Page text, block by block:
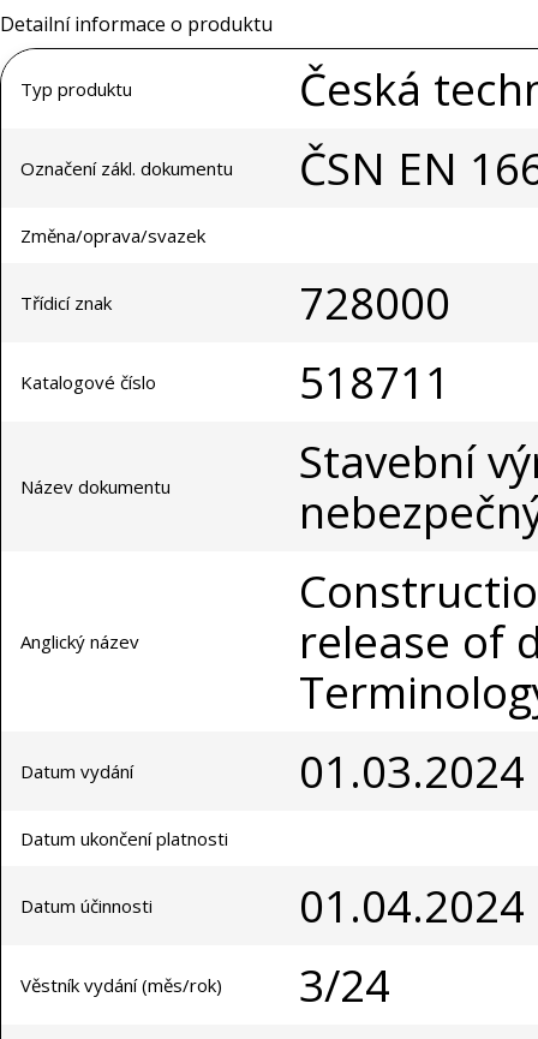
Detailní informace o produktu
Typ produktu Česká
Označení zákl. dokumentu ČSN EN
Změna/oprava/svazek
Třídicí znak 728000
Katalogové číslo 518711
Název dokumentu
Stavební
Anglický název
release of
Datum vydání 01.03.2024
Datum ukončení platnosti
Datum účinnosti 01.04.2024
Věstník vydání (měs/rok) 3/24